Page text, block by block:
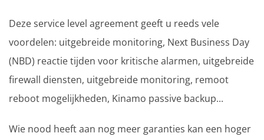
Deze service level agreement geeft u reeds vele
voordelen: uitgebreide monitoring, Next Business Day
(NBD) reactie tijden voor kritische alarmen, uitgebreide
firewall diensten, uitgebreide monitoring, remoot
reboot mogelijkheden, Kinamo passive backup...
Wie nood heeft aan nog meer garanties kan een hoger